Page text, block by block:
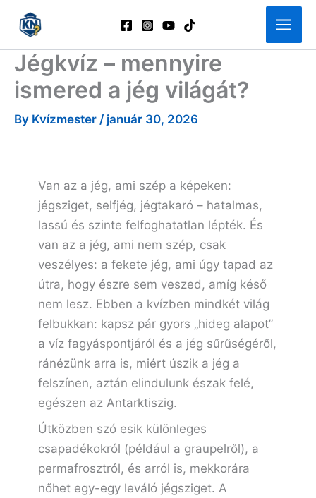
content
Jégkvíz – mennyire
ismered a jég világát?
By Kvízmester / január 30, 2026
Van az a jég, ami szép a képeken:
jégsziget, selfjég, jégtakaró – hatalmas,
lassú és szinte felfoghatatlan lépték. És
van az a jég, ami nem szép, csak
veszélyes: a fekete jég, ami úgy tapad az
útra, hogy észre sem veszed, amíg késő
nem lesz. Ebben a kvízben mindkét világ
felbukkan: kapsz pár gyors „hideg alapot”
a víz fagyáspontjáról és a jég sűrűségéről,
ránézünk arra is, miért úszik a jég a
felszínen, aztán elindulunk észak felé,
egészen az Antarktiszig.
Útközben szó esik különleges
csapadékokról (például a graupelről), a
permafrosztról, és arról is, mekkorára
nőhet egy-egy leváló jégsziget. A